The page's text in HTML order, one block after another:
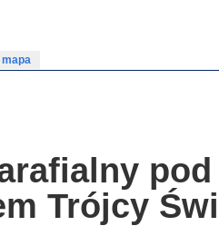
mapa
pod
Trójcy